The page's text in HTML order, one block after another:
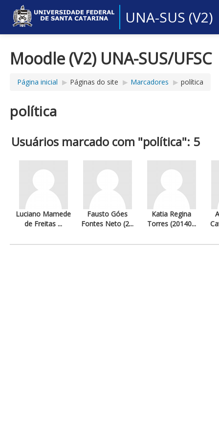
UNA-SUS (V2)
Moodle (V2) UNA-SUS/UFSC
Página inicial ▶︎ Páginas do site ▶︎ Marcadores ▶︎ política
política
Usuários marcado com "política": 5
Luciano Mamede
de Freitas ...
Fausto Góes
Fontes Neto (2...
Katia Regina
Torres (20140...